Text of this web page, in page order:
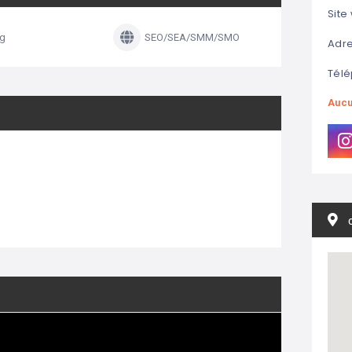
SEO/SEA/SMM/SMO
Site